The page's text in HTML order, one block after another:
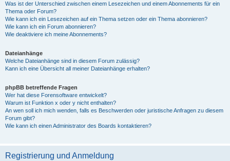
Was ist der Unterschied zwischen einem Lesezeichen und einem Abonnements für ein
Thema oder Forum?
Wie kann ich ein Lesezeichen auf ein Thema setzen oder ein Thema abonnieren?
Wie kann ich ein Forum abonnieren?
Wie deaktiviere ich meine Abonnements?
Dateianhänge
Welche Dateianhänge sind in diesem Forum zulässig?
Kann ich eine Übersicht all meiner Dateianhänge erhalten?
phpBB betreffende Fragen
Wer hat diese Forensoftware entwickelt?
Warum ist Funktion x oder y nicht enthalten?
An wen soll ich mich wenden, falls es Beschwerden oder juristische Anfragen zu diesem
Forum gibt?
Wie kann ich einen Administrator des Boards kontaktieren?
Registrierung und Anmeldung